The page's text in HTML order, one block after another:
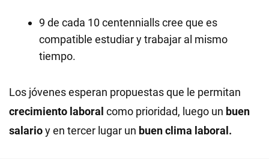
9 de cada 10 centennialls cree que es
compatible estudiar y trabajar al mismo
tiempo.
Los jóvenes esperan propuestas que le permitan
crecimiento laboral como prioridad, luego un buen
salarioy en tercer lugar un buen clima laboral.